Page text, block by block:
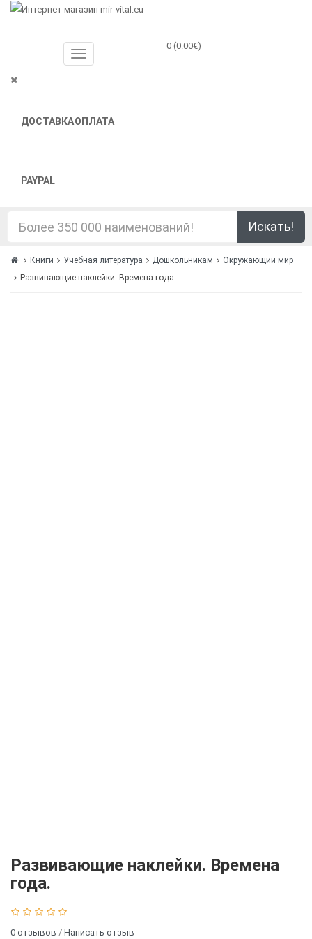
ДОСТАВКАОПЛАТА
PAYPAL
0 (0.00€)
Искать!
Книги Учебная литература Дошкольникам
Окружающий мир
Развивающие наклейки. Времена года.
Развивающие наклейки. Времена
года.
0 отзывов / Написать отзыв